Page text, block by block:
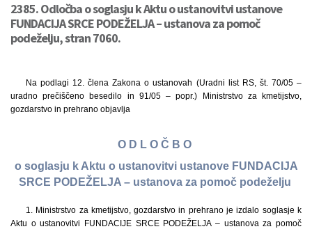
2385. Odločba o soglasju k Aktu o ustanovitvi ustanove
FUNDACIJA SRCE PODEŽELJA – ustanova za pomoč
podeželju, stran 7060.
Na podlagi 12. člena Zakona o ustanovah (Uradni list RS, št. 70/05 –
uradno prečiščeno besedilo in 91/05 – popr.) Ministrstvo za kmetijstvo,
gozdarstvo in prehrano objavlja
O D L O Č B O
o soglasju k Aktu o ustanovitvi ustanove FUNDACIJA
SRCE PODEŽELJA – ustanova za pomoč podeželju
1. Ministrstvo za kmetijstvo, gozdarstvo in prehrano je izdalo soglasje k
Aktu o ustanovitvi FUNDACIJE SRCE PODEŽELJA – ustanova za pomoč